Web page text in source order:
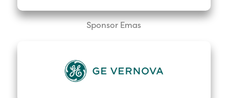
Sponsor Emas